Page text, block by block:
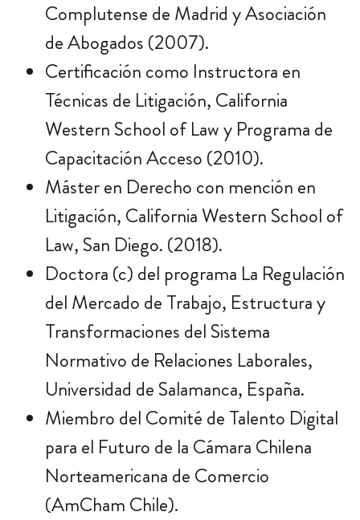
Complutense de Madrid y Asociación
de Abogados (2007).
Certificación como Instructora en
Técnicas de Litigación, California
Western School of Law y Programa de
Capacitación Acceso (2010).
Máster en Derecho con mención en
Litigación, California Western School of
Law, San Diego. (2018).
Doctora (c) del programa La Regulación
del Mercado de Trabajo, Estructura y
Transformaciones del Sistema
Normativo de Relaciones Laborales,
Universidad de Salamanca, España.
Miembro del Comité de Talento Digital
para el Futuro de la Cámara Chilena
Norteamericana de Comercio
(AmCham Chile).